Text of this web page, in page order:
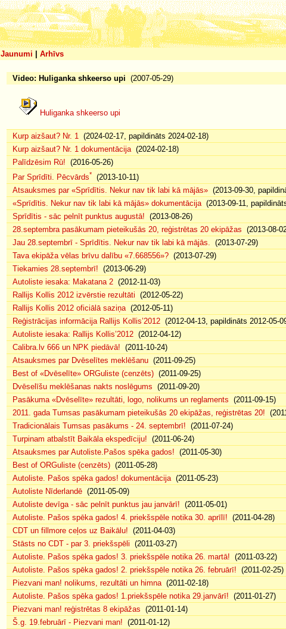
Jaunumi
Arhīvs
Video: Huliganka shkeerso upi (2007-05-29)
Huliganka shkeerso upi
Kurp aizšaut? Nr. 1 (2024-02-17, papildināts 2024-02-18)
Kurp aizšaut? Nr. 1 dokumentācija(2024-02-18)
Palīdzēsim Rū! (2016-05-26)
Par Sprīdīti. Pēcvārds*
(2013-10-11)
Atsauksmes par «Sprīdītis. Nekur nav tik labi kā mājās» (2013-09-30,
«Sprīdītis. Nekur nav tik labi kā mājās» dokumentācija(2013-09-11,
Sprīdītis - sāc pelnīt punktus augustā! (2013-08-26)
28.septembra pasākumam pieteikušās 20, reģistrētas 20 ekipāžas (2013-08-
Jau 28.septembrī - Sprīdītis. Nekur nav tik labi kā mājās. (2013-07-29)
Tava ekipāža vēlas brīvu dalību «7.668556»? (2013-07-29)
Tiekamies 28.septembrī! (2013-06-29)
Autoliste iesaka: Makatana 2 (2012-11-03)
Rallijs Kollis 2012 izvērstie rezultāti (2012-05-22)
Rallijs Kollis 2012 oficiālā saziņa(2012-05-11)
Reģistrācijas informācija Rallijs Kollis’2012 (2012-04-13, papildināts 2012-05-
Autoliste iesaka: Rallijs Kollis’2012 (2012-04-12)
Calibra.lv 666 un NPK piedāvā! (2011-10-24)
Atsauksmes par Dvēselītes meklēšanu (2011-09-25)
Best of «Dvēselīte» ORGuliste (cenzēts) (2011-09-25)
Dvēselīšu meklēšanas nakts noslēgums (2011-09-20)
Pasākuma «Dvēselīte» rezultāti, logo, nolikums un reglaments (2011-09-15)
2011. gada Tumsas pasākumam pieteikušās 20 ekipāžas, reģistrētas 20!
Tradicionālais Tumsas pasākums - 24. septembrī! (2011-07-24)
Turpinam atbalstīt Baikāla ekspedīciju! (2011-06-24)
Atsauksmes par Autoliste.Pašos spēka gados! (2011-05-30)
Best of ORGuliste (cenzēts) (2011-05-28)
Autoliste. Pašos spēka gados! dokumentācija(2011-05-23)
Autoliste Nīderlandē (2011-05-09)
Autoliste devīga - sāc pelnīt punktus jau janvārī! (2011-05-01)
Autoliste. Pašos spēka gados! 4. priekšspēle notika 30. aprīlī! (2011-04-28)
CDT un fillmore ceļos uz Baikālu! (2011-04-03)
Stāsts no CDT - par 3. priekšspēli (2011-03-27)
Autoliste. Pašos spēka gados! 3. priekšspēle notika 26. martā! (2011-03-22)
Autoliste. Pašos spēka gados! 2. priekšspēle notika 26. februārī! (2011-02-25)
Piezvani man! nolikums, rezultāti un himna(2011-02-18)
Autoliste. Pašos spēka gados! 1.priekšspēle notika 29.janvārī! (2011-01-27)
Piezvani man! reģistrētas 8 ekipāžas (2011-01-14)
Š.g. 19.februārī - Piezvani man! (2011-01-12)